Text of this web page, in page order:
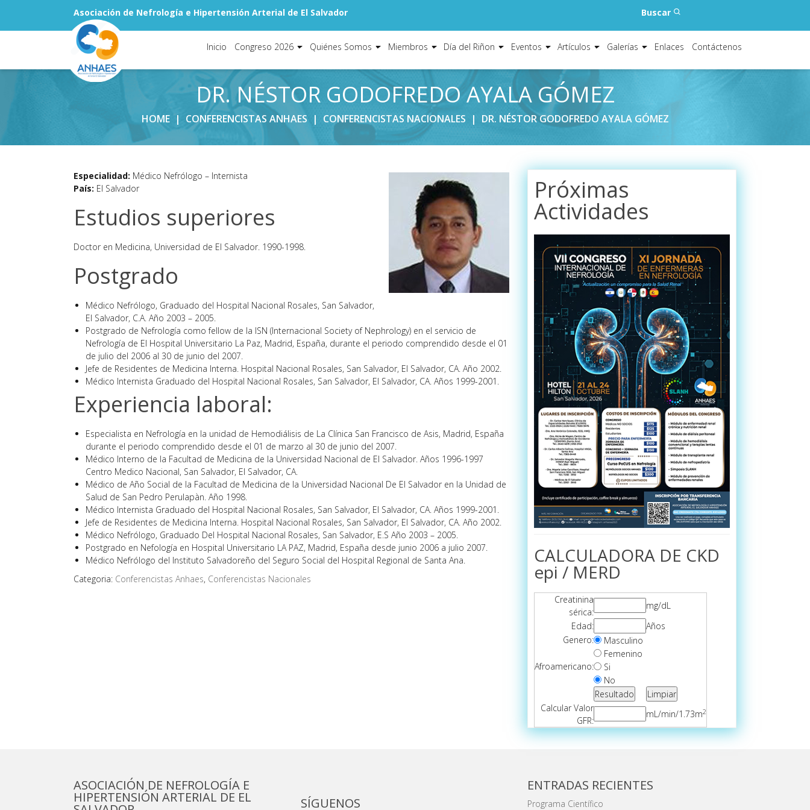
Asociación de Nefrología e Hipertensión Arterial de El Salvador Buscar
Inicio Congreso 2026 Quiénes Somos Miembros Día del Riñon Eventos Artículos Galerías Enlaces Contáctenos
DR. NÉSTOR GODOFREDO AYALA GÓMEZ
HOME| CONFERENCISTAS ANHAES | CONFERENCISTAS NACIONALES | DR. NÉSTOR GODOFREDO AYALA GÓMEZ
Especialidad: Médico Nefrólogo – Internista
País: El Salvador
Estudios superiores
Doctor en Medicina, Universidad de El Salvador. 1990-1998.
Postgrado
Médico Nefrólogo, Graduado del Hospital Nacional Rosales, San Salvador,
El Salvador, C.A. Año 2003 – 2005.
Postgrado de Nefrología como fellow de la ISN (Internacional Society of Nephrology) en el servicio de
Nefrología de El Hospital Universitario La Paz, Madrid, España, durante el periodo comprendido desde el 01
de julio del 2006 al 30 de junio del 2007.
Jefe de Residentes de Medicina Interna. Hospital Nacional Rosales, San Salvador, El Salvador, CA. Año 2002.
Médico Internista Graduado del Hospital Nacional Rosales, San Salvador, El Salvador, CA. Años 1999-2001.
Experiencia laboral:
Especialista en Nefrología en la unidad de Hemodiálisis de La Clínica San Francisco de Asis, Madrid, España
durante el periodo comprendido desde el 01 de marzo al 30 de junio del 2007.
Médico Interno de la Facultad de Medicina de la Universidad Nacional de El Salvador. Años 1996-1997
Centro Medico Nacional, San Salvador, El Salvador, CA.
Médico de Año Social de la Facultad de Medicina de la Universidad Nacional De El Salvador en la Unidad de
Salud de San Pedro Perulapàn. Año 1998.
Médico Internista Graduado del Hospital Nacional Rosales, San Salvador, El Salvador, CA. Años 1999-2001.
Jefe de Residentes de Medicina Interna. Hospital Nacional Rosales, San Salvador, El Salvador, CA. Año 2002.
Médico Nefrólogo, Graduado Del Hospital Nacional Rosales, San Salvador, E.S Año 2003 – 2005.
Postgrado en Nefología en Hospital Universitario LA PAZ, Madrid, España desde junio 2006 a julio 2007.
Médico Nefrólogo del Instituto Salvadoreño del Seguro Social del Hospital Regional de Santa Ana.
Categoria: Conferencistas Anhaes, Conferencistas Nacionales
Próximas
Actividades
CALCULADORA DE CKD
epi / MERD
Creatinina
sérica:
mg/dL
Edad:
Años
Genero:
Masculino
Femenino
Afroamericano:
Si
No
Calcular Valor
GFR:
mL/min/1.73m2
ASOCIACIÓN DE NEFROLOGÍA E
HIPERTENSIÓN ARTERIAL DE EL SÍGUENOS
ENTRADAS RECIENTES
Programa Científico